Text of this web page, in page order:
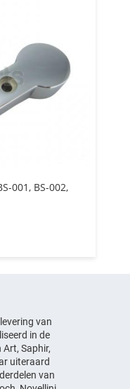
001, BS-002,
van
in de
Saphir,
uiteraard
van